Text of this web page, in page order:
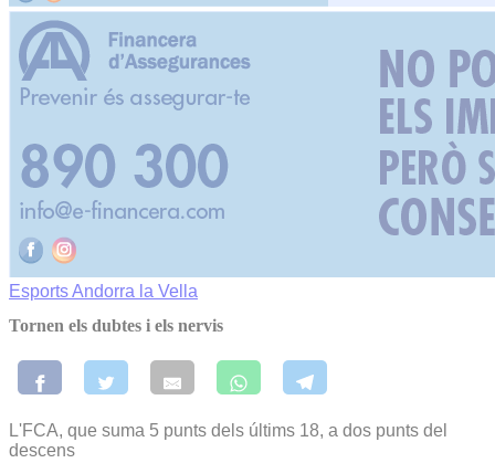
EsportsAndorra la Vella
Tornen els dubtes i els nervis
L'FCA, que suma 5 punts dels últims 18, a dos punts del
descens